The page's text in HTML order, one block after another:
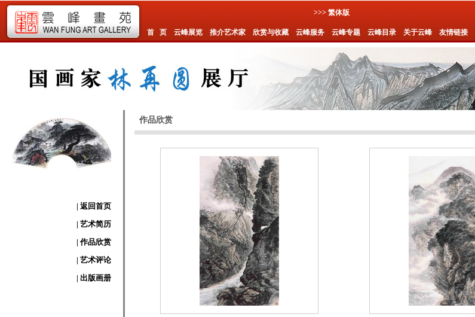
>>> 繁体版
首 页 云峰展览 推介艺术家 欣赏与收藏 云峰服务 云峰专题 云峰目录 关于云峰 友情链接
| 返回首页
| 艺术简历
| 作品欣赏
| 艺术评论
| 出版画册
作品欣赏